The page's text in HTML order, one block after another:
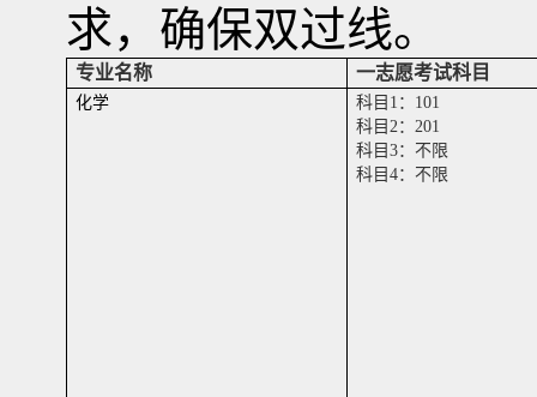
求，确保双过线。
专业名称 一志愿考试科目
化学 科目 1 ： 101
科目 2： 201
科目 3：不限
科目 4：不限